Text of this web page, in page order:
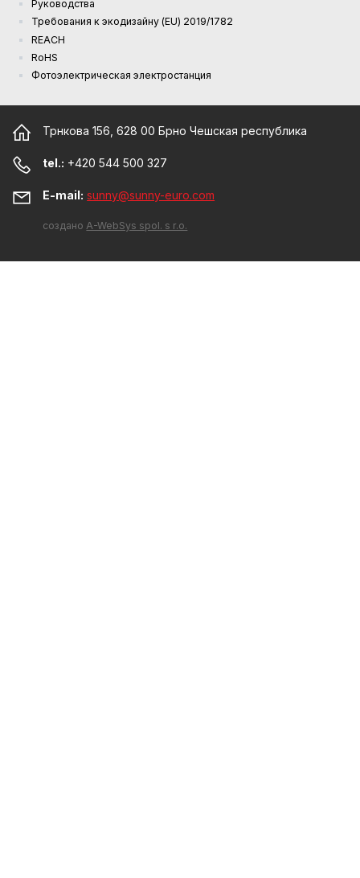
Руководства
Требования к экодизайну (EU) 2019/1782
REACH
RoHS
Фотоэлектрическая электростанция
Трнкова 156, 628 00 Брно Чешская республика
tel.: +420 544 500 327
E-mail: sunny@sunny-euro.com
созданоA-WebSys spol. s r.o.